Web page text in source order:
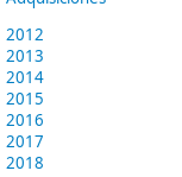
2012
2013
2014
2015
2016
2017
2018